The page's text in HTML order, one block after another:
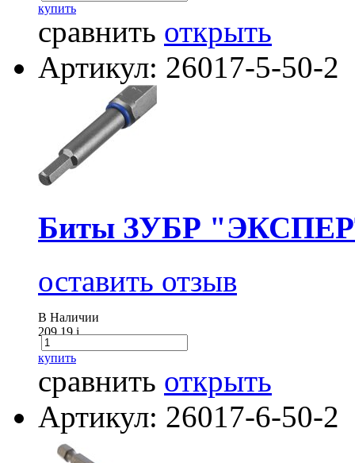
купить
сравнить открыть
Артикул: 26017-5-50-2
Биты ЗУБР
оставить отзыв
В Наличии
209.19i
купить
сравнить открыть
Артикул: 26017-6-50-2